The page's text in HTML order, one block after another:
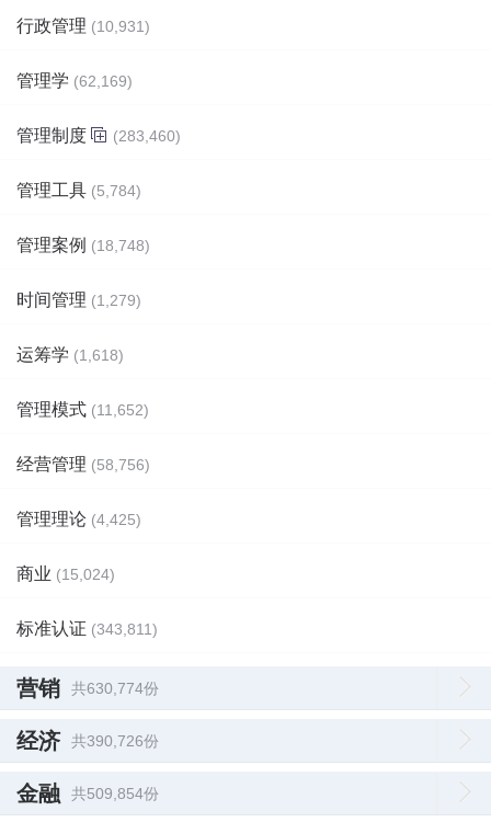
行政管理 (10,931)
管理学 (62,169)
管理制度 (283,460)
管理工具 (5,784)
管理案例 (18,748)
时间管理 (1,279)
运筹学 (1,618)
管理模式 (11,652)
经营管理 (58,756)
管理理论 (4,425)
商业 (15,024)
标准认证 (343,811)
营销 共630,774份
经济 共390,726份
金融 共509,854份